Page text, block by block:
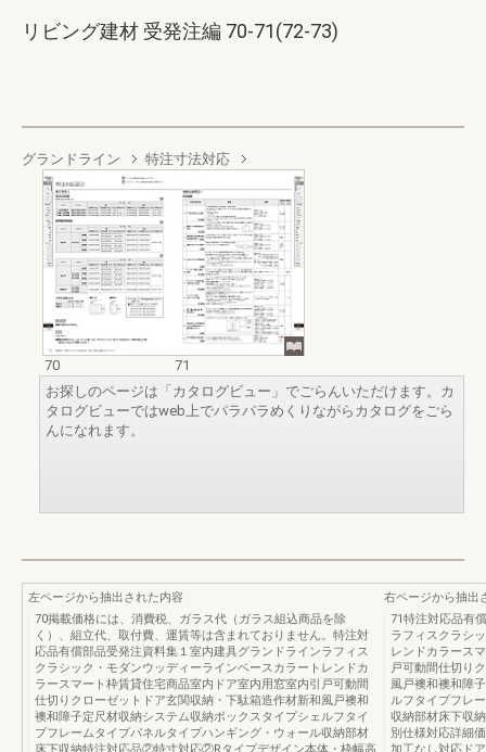
リビング建材 受発注編 70-71(72-73)
グランドライン 特注寸法対応
70
71
お探しのページは「カタログビュー」でごらんいただけます。カ
タログビューではweb上でパラパラめくりながらカタログをごら
んになれます。
左ページから抽出された内容
70掲載価格には、消費税、ガラス代（ガラス組込商品を除
く）、組立代、取付費、運賃等は含まれておりません。特注対
応品有償部品受発注資料集１室内建具グランドラインラフィス
クラシック・モダンウッディーラインベースカラートレンドカ
ラースマート枠賃貸住宅商品室内ドア室内用窓室内引戸可動間
仕切りクローゼットドア玄関収納・下駄箱造作材新和風戸襖和
襖和障子定尺材収納システム収納ボックスタイプシェルフタイ
プフレームタイプパネルタイプハンギング・ウォール収納部材
床下収納特注対応品②特寸対応②Rタイプデザイン本体・枠幅高
右ページから抽出
71特注対応品有
ラフィスクラシ
レンドカラース
戸可動間仕切り
風戸襖和襖和障
ルフタイプフレ
収納部材床下収
別仕様対応詳細
加工なし対応ド